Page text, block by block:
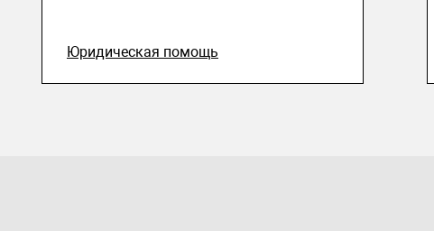
Юридическая помощь